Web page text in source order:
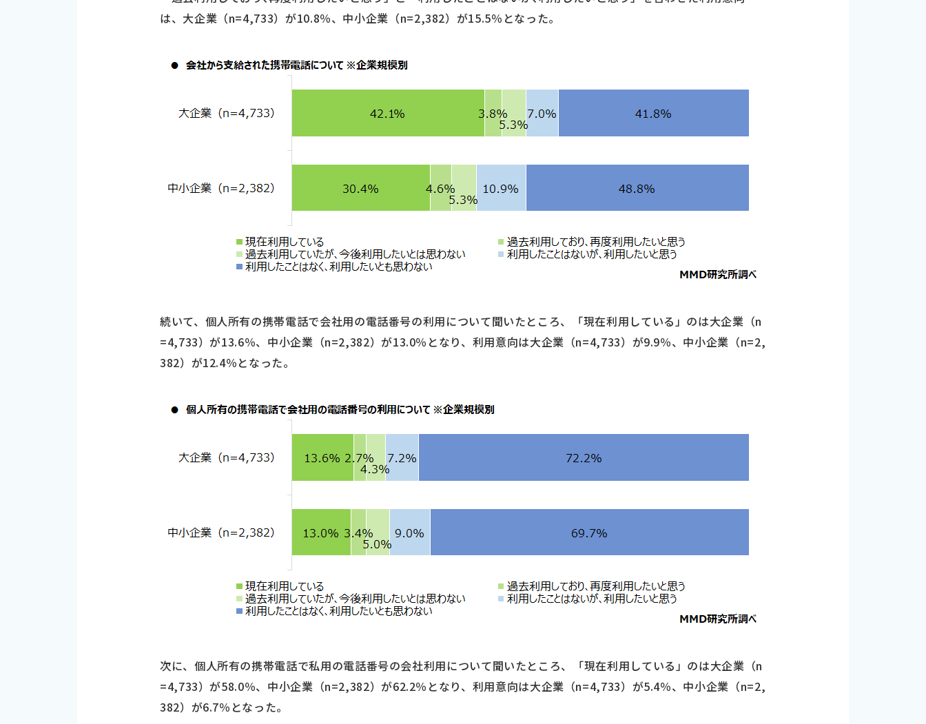
は、大企業（n=4,733）が10.8％、中小企業（n=2,382）が15.5％となった。
続いて、個人所有の携帯電話で会社用の電話番号の利用について聞いたところ、「現在利用している」のは大企業（n
=4,733）が13.6％、中小企業（n=2,382）が13.0％となり、利用意向は大企業（n=4,733）が9.9％、中小企業（n=2,
382）が12.4％となった。
次に、個人所有の携帯電話で私用の電話番号の会社利用について聞いたところ、「現在利用している」のは大企業（n
=4,733）が58.0％、中小企業（n=2,382）が62.2％となり、利用意向は大企業（n=4,733）が5.4％、中小企業（n=2,
382）が6.7％となった。